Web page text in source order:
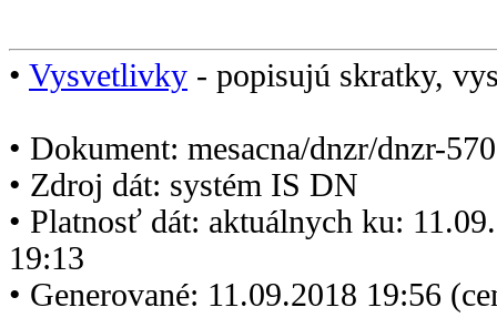
• Vysvetlivky - popisujú skratky,
• Dokument: mesacna/dnzr/dnzr-
• Zdroj dát: systém IS DN
• Platnosť dát: aktuálnych ku:
19:13
• Generované: 11.09.2018 19:56